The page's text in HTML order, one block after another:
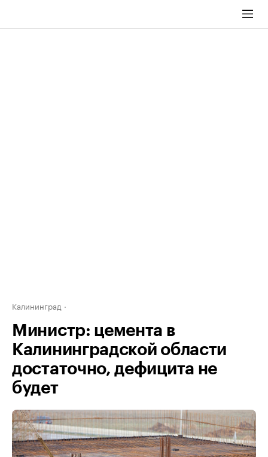
Калининград
Министр: цемента в
Калининградской области
достаточно, дефицита не
будет